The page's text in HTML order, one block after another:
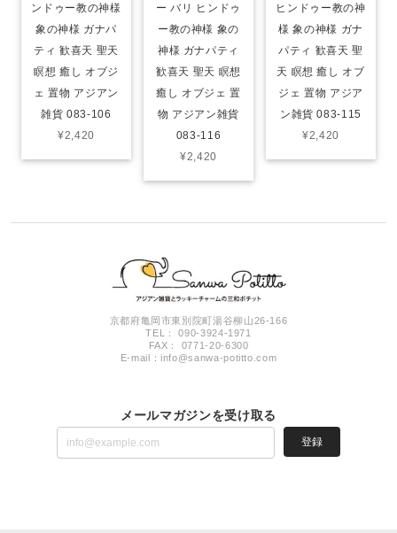
ンドゥー教の神様
象の神様 ガナパ
ティ 歓喜天 聖天
瞑想 癒し オブジ
ェ 置物 アジアン
雑貨 083-106
¥2,420
ー バリ ヒンドゥ
ー教の神様 象の
神様 ガナパティ
歓喜天 聖天 瞑想
癒し オブジェ 置
物 アジアン雑貨
083-116
¥2,420
ヒンドゥー教の神
様 象の神様 ガナ
パティ 歓喜天 聖
天 瞑想 癒し オブ
ジェ 置物 アジア
ン雑貨 083-115
¥2,420
京都府亀岡市東別院町湯谷柳山26-166
TEL： 090-3924-1971
FAX： 0771-20-6300
E-mail：info@sanwa-potitto.com
メールマガジンを受け取る
登録